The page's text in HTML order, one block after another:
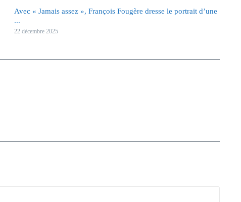
Avec « Jamais assez », François Fougère dresse le portrait d’une
...
22 décembre 2025